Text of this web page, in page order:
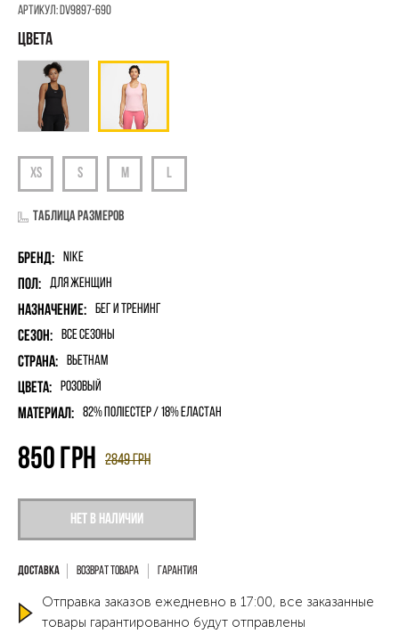
Артикул:DV9897-690
Таблица размеров
Бренд: Nike
Пол: для женщин
Назначение: Бег и Тренинг
Сезон: Все сезоны
Страна: Вьетнам
Цвета: Розовый
Материал: 82% поліестер / 18% еластан
Нет в наличии
2849грн
850 грн
Возврат товара Гарантия
Отправка заказов ежедневно в 17:00, все заказанные
товары гарантированно будут отправлены